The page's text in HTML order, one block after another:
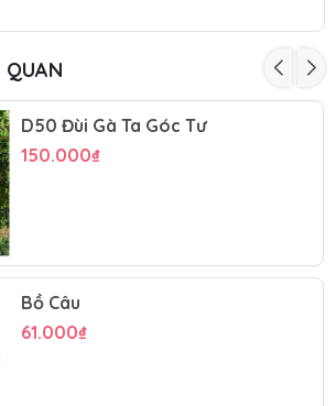
QUAN
D50 Đùi Gà Ta Góc Tư
150.000₫
Bồ Câu
61.000₫